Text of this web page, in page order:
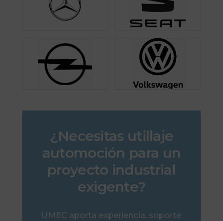
¿Necesitas utillaje
automoción para un
proyecto industrial
exigente?
UMEC aporta experiencia, soporte